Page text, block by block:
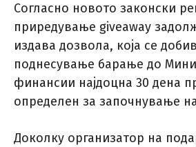
Согласно новото законски
приредување giveaway
издава дозвола, која се
поднесување барање до
финансии најдоцна 30 дена
определен за започнување
Доколку организатор на